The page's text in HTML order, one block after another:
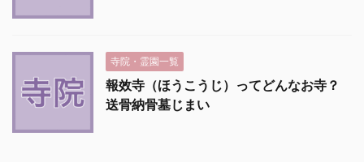
寺院・霊園一覧
報效寺（ほうこうじ）ってどんなお寺？
送骨納骨墓じまい